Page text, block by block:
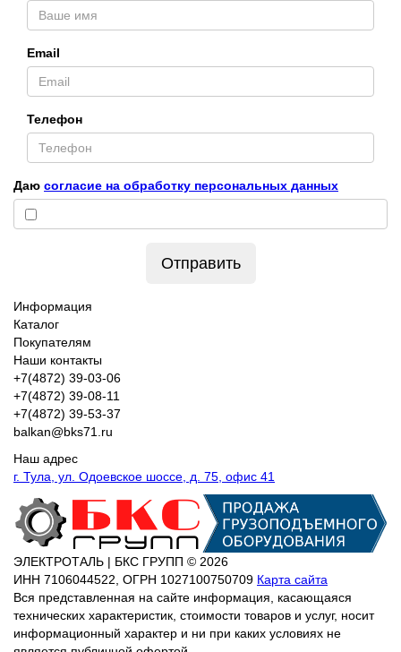
Email
Телефон
Даю согласие на обработку персональных данных
Отправить
Информация
Каталог
Покупателям
Наши контакты
+7(4872) 39-03-06
+7(4872) 39-08-11
+7(4872) 39-53-37
balkan@bks71.ru
Наш адрес
г. Тула, ул. Одоевское шоссе, д. 75, офис 41
ЭЛЕКТРОТАЛЬ | БКС ГРУПП © 2026
ИНН 7106044522, ОГРН 1027100750709 Карта сайта
Вся представленная на сайте информация, касающаяся
технических характеристик, стоимости товаров и услуг, носит
информационный характер и ни при каких условиях не